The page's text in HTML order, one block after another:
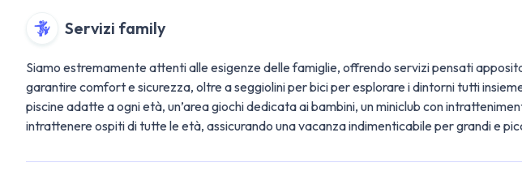
Servizi family
Siamo estremamente attenti alle esigenze delle famiglie, offrendo servizi pensati
garantire comfort e sicurezza, oltre a seggiolini per bici per esplorare i dintorni tutti
piscine adatte a ogni età, un’area giochi dedicata ai bambini, un miniclub con
intrattenere ospiti di tutte le età, assicurando una vacanza indimenticabile per grandi e